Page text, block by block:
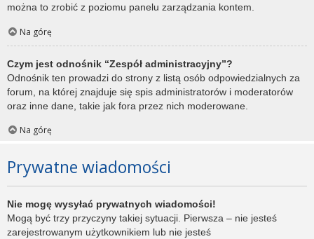
można to zrobić z poziomu panelu zarządzania kontem.
Na górę
Czym jest odnośnik “Zespół administracyjny”?
Odnośnik ten prowadzi do strony z listą osób odpowiedzialnych za
forum, na której znajduje się spis administratorów i moderatorów
oraz inne dane, takie jak fora przez nich moderowane.
Na górę
Prywatne wiadomości
Nie mogę wysyłać prywatnych wiadomości!
Mogą być trzy przyczyny takiej sytuacji. Pierwsza – nie jesteś
zarejestrowanym użytkownikiem lub nie jesteś